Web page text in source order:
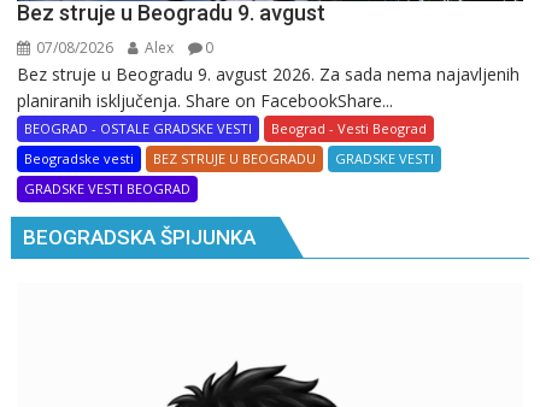
Bez struje u Beogradu 9. avgust
07/08/2026 Alex 0
Bez struje u Beogradu 9. avgust 2026. Za sada nema najavljenih
planiranih isključenja. Share on FacebookShare...
BEOGRAD - OSTALE GRADSKE VESTI
Beograd - Vesti Beograd
Beogradske vesti
BEZ STRUJE U BEOGRADU
GRADSKE VESTI
GRADSKE VESTI BEOGRAD
BEOGRADSKA ŠPIJUNKA